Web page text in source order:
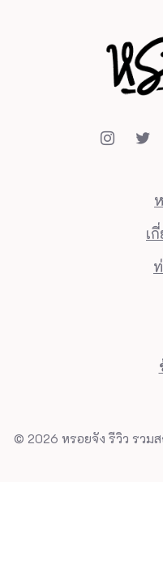
เ
© 2026 หรอยจัง รีวิว รวม